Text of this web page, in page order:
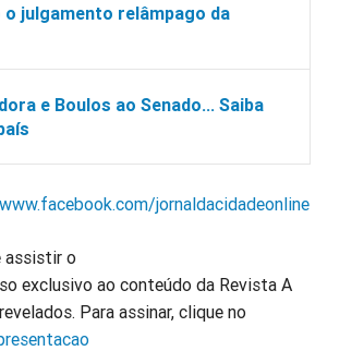
julgamento relâmpago da
e Boulos ao Senado... Saiba
jornaldacidadeonline
assistir o
exclusivo ao conteúdo da Revista A
Para assinar, clique no